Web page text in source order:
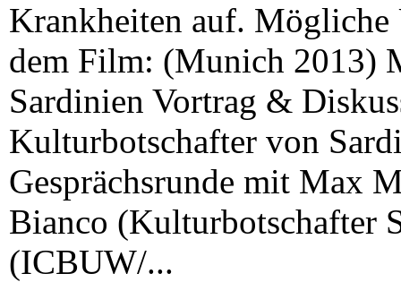
Krankheiten auf.
dem Film: (Munich 2013)
Sardinien Vortrag &
Kulturbotschafter von
Gesprächsrunde mit Max
Bianco (Kulturbotschafter
(ICBUW/...